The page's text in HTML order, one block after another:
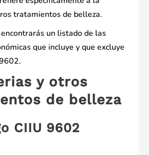
tratamientos de belleza.
un listado de las
que incluye y que excluye
y otros
de belleza
CIIU 9602